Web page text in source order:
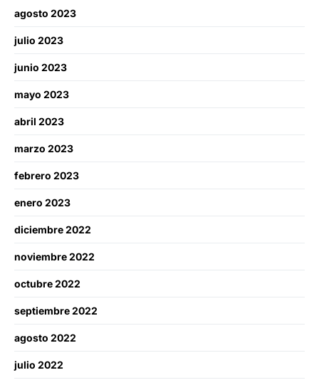
agosto 2023
julio 2023
junio 2023
mayo 2023
abril 2023
marzo 2023
febrero 2023
enero 2023
diciembre 2022
noviembre 2022
octubre 2022
septiembre 2022
agosto 2022
julio 2022